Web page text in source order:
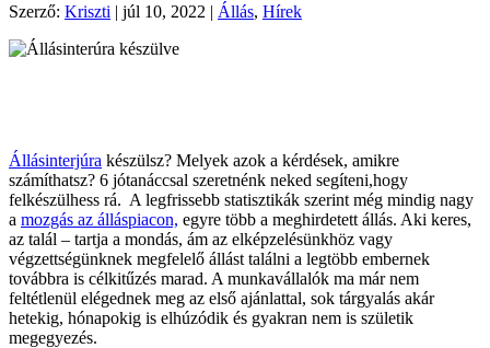
Szerző: Kriszti | júl 10, 2022 | Állás, Hírek
Állásinterjúra készülsz? Melyek azok a kérdések, amikre
számíthatsz? 6 jótanáccsal szeretnénk neked segíteni,hogy
felkészülhess rá. A legfrissebb statisztikák szerint még mindig nagy
a mozgás az álláspiacon, egyre több a meghirdetett állás. Aki keres,
az talál – tartja a mondás, ám az elképzelésünkhöz vagy
végzettségünknek megfelelő állást találni a legtöbb embernek
továbbra is célkitűzés marad. A munkavállalók ma már nem
feltétlenül elégednek meg az első ajánlattal, sok tárgyalás akár
hetekig, hónapokig is elhúzódik és gyakran nem is születik
megegyezés.